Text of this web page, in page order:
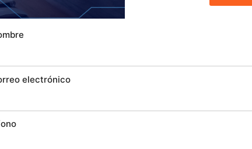
electrónico